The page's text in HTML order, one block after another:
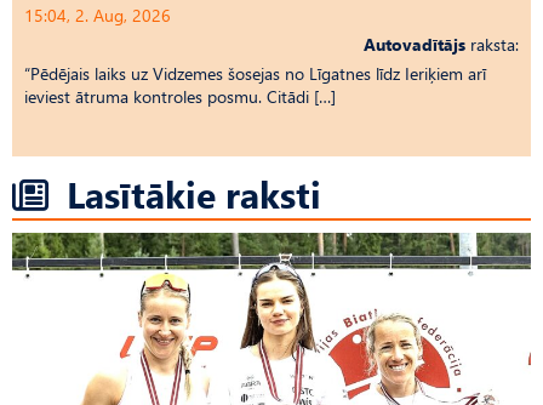
15:04, 2. Aug, 2026
Autovadītājs raksta:
“Pēdējais laiks uz Vid­ze­mes šosejas no Līgatnes līdz Ieriķiem arī
ieviest ātruma kontroles posmu. Citādi […]
Lasītākie raksti